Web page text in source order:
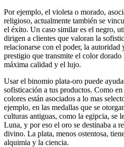
Por ejemplo, el violeta o morado,
religioso, actualmente también se
el éxito. Un caso similar es el negro,
dirigen a clientes que valoran la
relacionarse con el poder, la
prestigio que transmite el color
máxima calidad y el lujo.
Usar el binomio plata-oro puede
sofisticación a tus productos. Como en
colores están asociados a lo mas
ejemplo, en las medallas que se
culturas antiguas, como la egipcia, se
Luna, y por eso el oro se destinaba a
divino. La plata, menos ostentosa,
alquimia y la ciencia.